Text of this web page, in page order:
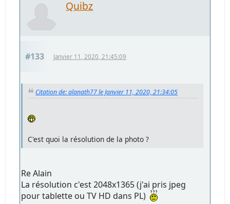
Quibz
#133 Janvier 11, 2020, 21:45:09
Citation de: alanath77 le Janvier 11, 2020, 21:34:05
C'est quoi la résolution de la photo ?
Re Alain
La résolution c'est 2048x1365 (j'ai pris jpeg
pour tablette ou TV HD dans PL)